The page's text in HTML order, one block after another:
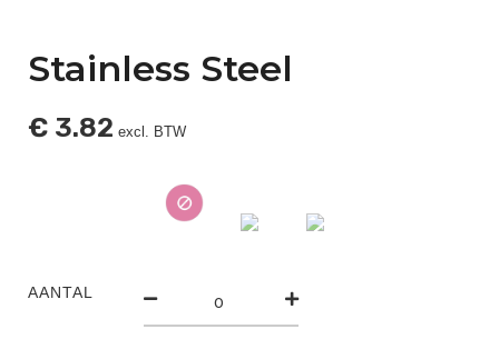
Stainless Steel
€ 3.82 excl. BTW
AANTAL